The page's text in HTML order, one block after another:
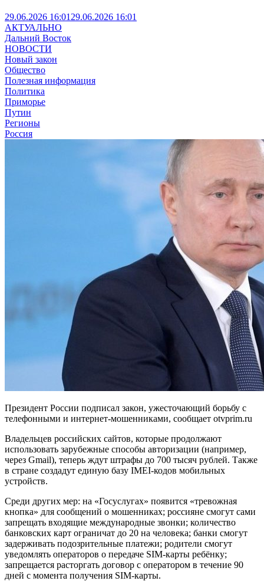
29.06.2026 16:01 29.06.2026 16:01
АКТУАЛЬНО
Дальний Восток
НОВОСТИ
Новый закон
Общество
Полезная информация
Политика
Приморье
Путин
Регионы
Россия
Президент России подписал закон, ужесточающий борьбу с
телефонными и интернет-мошенниками, сообщает otvprim.ru
Владельцев российских сайтов, которые продолжают
использовать зарубежные способы авторизации (например,
через Gmail), теперь ждут штрафы до 700 тысяч рублей. Также
в стране создадут единую базу IMEI-кодов мобильных
устройств.
Среди других мер: на «Госуслугах» появится «тревожная
кнопка» для сообщений о мошенниках; россияне смогут сами
запрещать входящие международные звонки; количество
банковских карт ограничат до 20 на человека; банки смогут
задерживать подозрительные платежи; родители смогут
уведомлять операторов о передаче SIM-карты ребёнку;
запрещается расторгать договор с оператором в течение 90
дней с момента получения SIM-карты.